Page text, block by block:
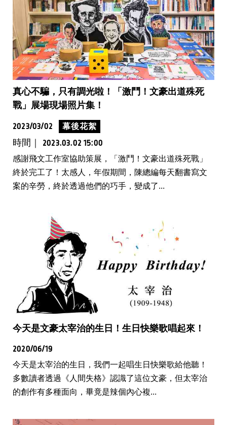
真心不騙，只有調光啦！「激鬥！文豪出道殊死
戰」展場現場照片集！
2023/03/02 幕後花絮
時間｜ 2023.03.02 15:00
感謝飛文工作室協助策展，「激鬥！文豪出道殊死戰」
終於完工了！太感人，年假期間，陳總編每天翻書寫文
案的辛勞，終於透過他們的巧手，變成了...
今天是文豪太宰治的生日！生日快樂歌唱起來！
2020/06/19
今天是太宰治的生日，我們一起唱生日快樂歌給他聽！
多數讀者透過《人間失格》認識了這位文豪，但太宰治
的創作有多種面向，畢竟是辣個內心複...